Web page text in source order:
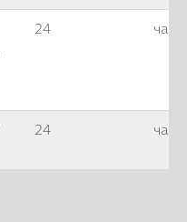
24 часа
24 часа